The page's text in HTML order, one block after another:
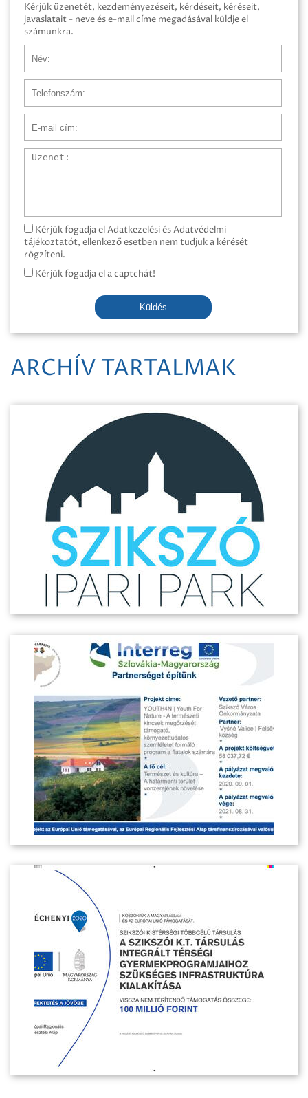
Kérjük üzenetét, kezdeményezéseit, kérdéseit, kéréseit,
javaslatait - neve és e-mail címe megadásával küldje el
számunkra.
Üzenet
Kérjük fogadja el Adatkezelési és Adatvédelmi
tájékoztatót, ellenkező esetben nem tudjuk a kérését
rögzíteni.
Kérjük fogadja el a captchát!
Küldés
ARCHÍV TARTALMAK